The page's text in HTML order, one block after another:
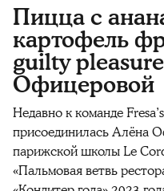
Пицца с
картофель
guilty
Офицеровой
Недавно к команде
присоединилась Алёна
парижской школы Le
«Пальмовая ветвь